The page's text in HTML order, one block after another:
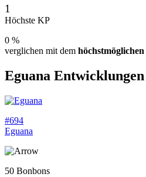
1
Höchste KP
0 %
verglichen mit dem höchstmöglichen
Eguana Entwicklungen
#694
Eguana
50 Bonbons